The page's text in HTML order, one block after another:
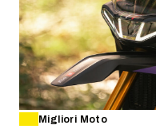
Migliori Moto